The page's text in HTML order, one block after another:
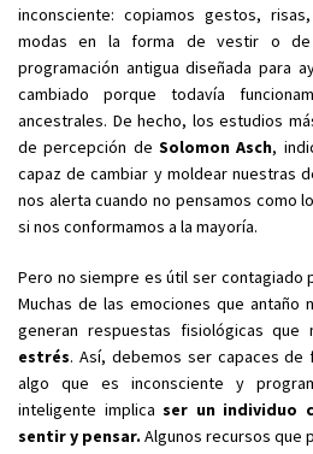
inconsciente: copiamos gestos,
modas en la forma de vestir o de
programación antigua diseñada para
cambiado porque todavía
ancestrales. De hecho, los estudios
de percepción de Solomon Asch,
capaz de cambiar y moldear nuestras
nos alerta cuando no pensamos como
si nos conformamos a la mayoría.
Pero no siempre es útil ser contagiado
Muchas de las emociones que antaño
generan respuestas fisiológicas
estrés. Así, debemos ser capaces
algo que es inconsciente y
inteligente implica ser un individuo
sentir y pensar. Algunos recursos que